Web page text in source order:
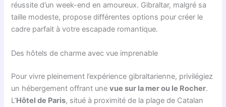
réussite d’un week-end en amoureux. Gibraltar, malgré sa
taille modeste, propose différentes options pour créer le
cadre parfait à votre escapade romantique.
Des hôtels de charme avec vue imprenable
Pour vivre pleinement l’expérience gibraltarienne, privilégiez
un hébergement offrant unevue sur la mer ou le Rocher.
L’Hôtel de Paris, situé à proximité de la plage de Catalan